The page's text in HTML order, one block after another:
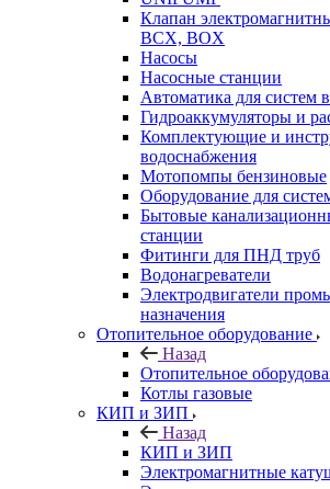
Клапан
BCX, BOX
Насосы
Насосные станции
Автоматика для систем
Гидроаккумуляторы и
Комплектующие и
водоснабжения
Мотопомпы бензиновые
Оборудование для
Бытовые
станции
Фитинги для ПНД труб
Водонагреватели
Электродвигатели
назначения
Отопительное оборудование
Назад
Отопительное
Котлы газовые
КИП и ЗИП
Назад
КИП и ЗИП
Электромагнитные